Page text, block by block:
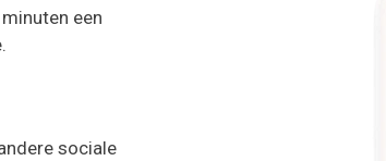
een
sociale